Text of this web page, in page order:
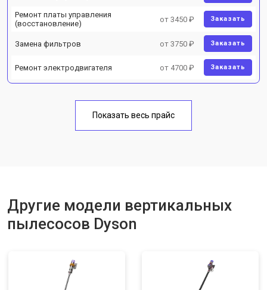
Ремонт платы управления
(восстановление)
от 3450 ₽ Заказать
Замена фильтров от 3750 ₽ Заказать
Ремонт электродвигателя от 4700 ₽ Заказать
Показать весь прайс
Другие модели вертикальных
пылесосов Dyson